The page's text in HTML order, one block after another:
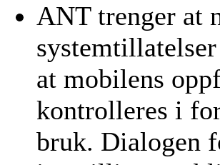
ANT trenger at
at mobilens
kontrolleres i
bruk. Dialogen